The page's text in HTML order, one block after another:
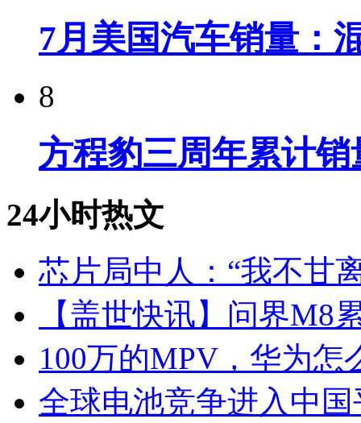
7月美国汽车销量：
8
方程豹三周年累计
24小时热文
芯片局中人：“我不甘
【盖世快讯】问界M8
100万的MPV，华为怎
全球电池竞争进入中